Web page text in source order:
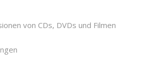
von CDs, DVDs und Filmen